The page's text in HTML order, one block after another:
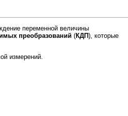
переменной величины
преобразований (КДП ), которые
измерений.